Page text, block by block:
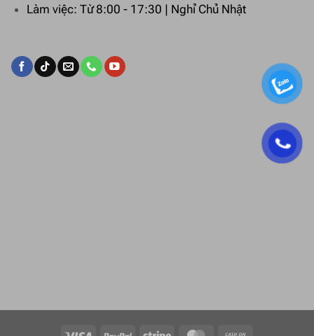
Làm việc: Từ 8:00 - 17:30 | Nghỉ Chủ Nhật